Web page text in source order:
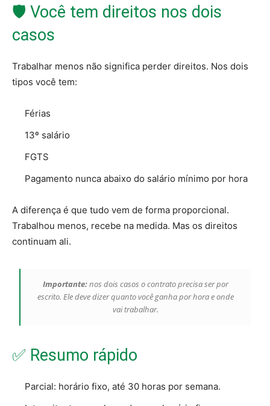
🛡️ Você tem direitos nos dois
casos
Trabalhar menos não significa perder direitos. Nos dois
tipos você tem:
Férias
13º salário
FGTS
Pagamento nunca abaixo do salário mínimo por hora
A diferença é que tudo vem de forma proporcional.
Trabalhou menos, recebe na medida. Mas os direitos
continuam ali.
Importante:nos dois casos o contrato precisa ser por
escrito. Ele deve dizer quanto você ganha por hora e onde
vai trabalhar.
✅ Resumo rápido
Parcial: horário fixo, até 30 horas por semana.